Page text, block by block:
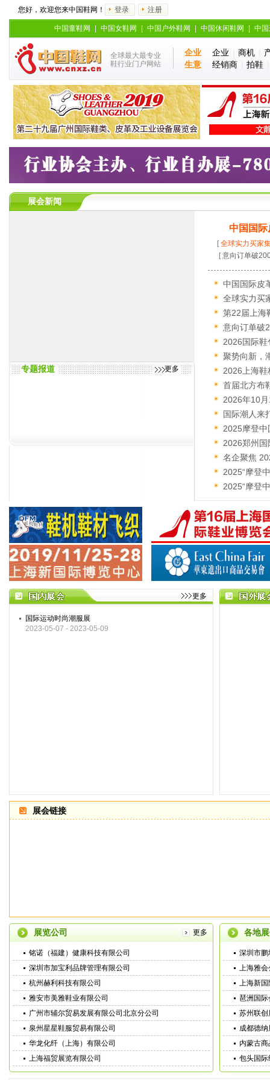
您好，欢迎您来中国鞋网！ 登录 注册
中国童鞋网 中国女鞋网 中国户外鞋网 中国休闲鞋网 中
全球最大最专业
鞋行业门户网站
企业
生意
企业 商机
经销商
拍鞋
展会新闻
专题报道 更多
中国国际
[全球实力买家
[意向订单破
中国国际皮
路
全球实力买
尚...
第22届上海
年...
意向订单破
东...
2026国际
商...
聚势向新，
2...
2026上海
首届北方布
2026年10
类、...
国际潮人来
包...
2025摩登
2026郑州
已...
名企聚焦
装...
2025“摩登
览...
2025“摩登
活...
更多
国际运动时尚潮服展
2023-05-07 - 2023-05-09
展会链接
展览公司 更多
铭诺（福建）健康科技有限公司
深圳市加宝利品牌管理有限公司
杭州赫利科技有限公司
雅安市美雅鞋业有限公司
广州市辅尔贸易发展有限公司北京分公司
泉州星星鞋服贸易有限公司
华龙化纤（上海）有限公司
上海福贸展览有限公司
各地
深圳市鹏
上海雅会
上海新国
琶洲国
苏州联创
成都德
内蒙古
包头国际